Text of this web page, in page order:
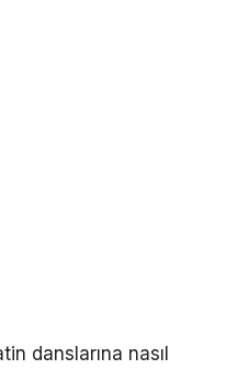
danslarına nasıl